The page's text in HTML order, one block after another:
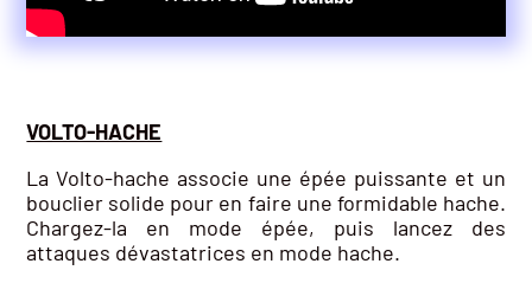
VOLTO-HACHE
La Volto-hache associe une épée puissante et un
bouclier solide pour en faire une formidable hache.
Chargez-la en mode épée, puis lancez des
attaques dévastatrices en mode hache.